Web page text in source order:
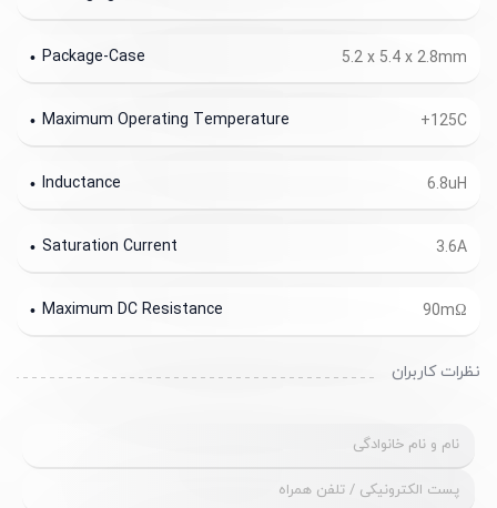
5.2 x 5.4 x 2.8mm
Package-Case
+125C
Maximum Operating Temperature
6.8uH
Inductance
3.6A
Saturation Current
90mΩ
Maximum DC Resistance
نظرات کاربران